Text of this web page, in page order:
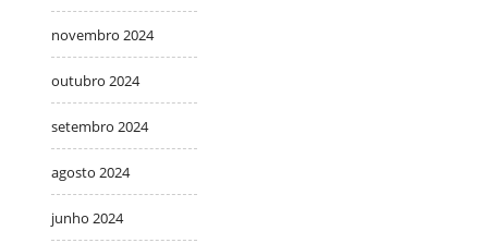
novembro 2024
outubro 2024
setembro 2024
agosto 2024
junho 2024